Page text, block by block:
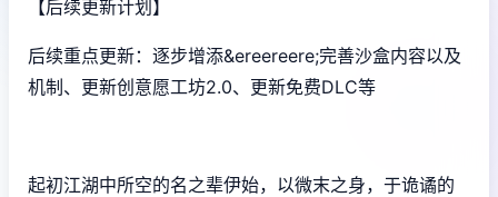
【后续更新计划】
后续重点更新：逐步增添&ereereere;完善沙盒内容以及
机制、更新创意愿工坊2.0、更新免费DLC等
起初江湖中所空的名之辈伊始，以微末之身，于诡谲的